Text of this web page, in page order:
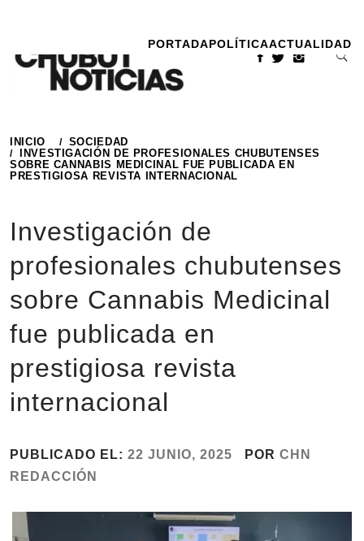
contenido
PORTADAPOLÍTICAACTUALIDAD
INICIO
SOCIEDAD
INVESTIGACIÓN DE PROFESIONALES CHUBUTENSES
SOBRE CANNABIS MEDICINAL FUE PUBLICADA EN
PRESTIGIOSA REVISTA INTERNACIONAL
Investigación de
profesionales chubutenses
sobre Cannabis Medicinal
fue publicada en
prestigiosa revista
internacional
PUBLICADO EL: 22 JUNIO, 2025 POR CHN
REDACCIÓN